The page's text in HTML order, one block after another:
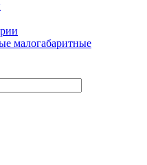
малогабаритные